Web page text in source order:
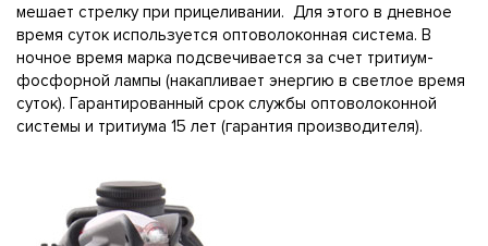
мешает стрелку при прицеливании. Для этого в дневное
время суток используется оптоволоконная система. В
ночное время марка подсвечивается за счет тритиум-
фосфорной лампы (накапливает энергию в светлое время
суток). Гарантированный срок службы оптоволоконной
системы и тритиума 15 лет (гарантия производителя).